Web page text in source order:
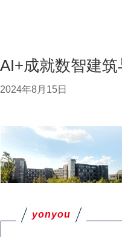
AI+成就数智建
2024年8月15日
yonyou